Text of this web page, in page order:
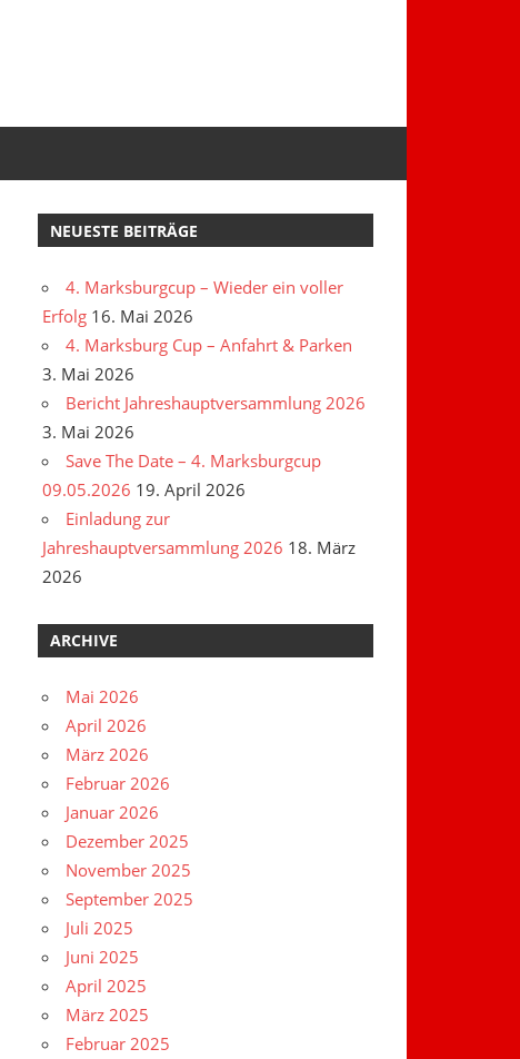
NEUESTE BEITRÄGE
4. Marksburgcup – Wieder ein voller
Erfolg 16. Mai 2026
4. Marksburg Cup – Anfahrt & Parken
3. Mai 2026
Bericht Jahreshauptversammlung 2026
3. Mai 2026
Save The Date – 4. Marksburgcup
09.05.2026 19. April 2026
Einladung zur
Jahreshauptversammlung 2026 18. März
2026
ARCHIVE
Mai 2026
April 2026
März 2026
Februar 2026
Januar 2026
Dezember 2025
November 2025
September 2025
Juli 2025
Juni 2025
April 2025
März 2025
Februar 2025